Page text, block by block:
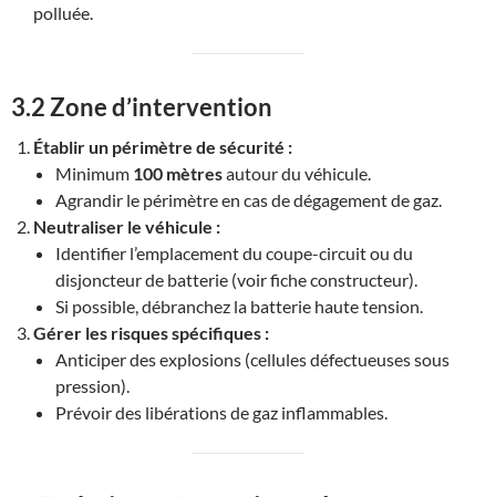
polluée.
3.2 Zone d’intervention
Établir un périmètre de sécurité :
Minimum 100 mètresautour du véhicule.
Agrandir le périmètre en cas de dégagement de gaz.
Neutraliser le véhicule :
Identifier l’emplacement du coupe-circuit ou du
disjoncteur de batterie (voir fiche constructeur).
Si possible, débranchez la batterie haute tension.
Gérer les risques spécifiques :
Anticiper des explosions (cellules défectueuses sous
pression).
Prévoir des libérations de gaz inflammables.